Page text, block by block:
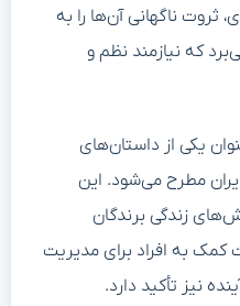
ثروت ناگهانی آن‌ها را به
که نیازمند نظم و
یکی از داستان‌های
مطرح می‌شود. این
زندگی برندگان
به افراد برای مدیریت
نیز تأکید دارد.